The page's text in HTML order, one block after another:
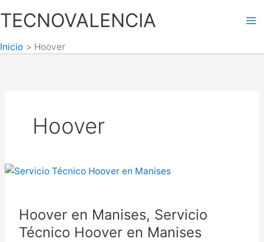
TECNOVALENCIA
Inicio Hoover
Hoover
Hoover en Manises, Servicio
Técnico Hoover en Manises